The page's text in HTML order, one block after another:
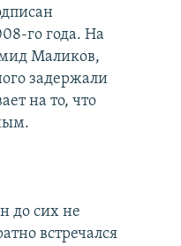
го года. На
Маликов,
задержали
на то, что
до сих не
встречался